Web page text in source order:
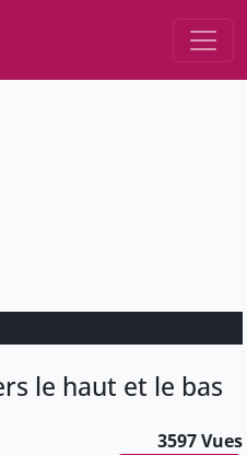
le haut et le bas
3597 Vues